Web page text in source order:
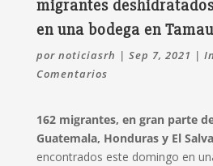
migrantes
en una bodega en
por noticiasrh | Sep 7, 2021 |
Comentarios
162 migrantes, en gran parte
Guatemala, Honduras y El
encontrados este domingo en